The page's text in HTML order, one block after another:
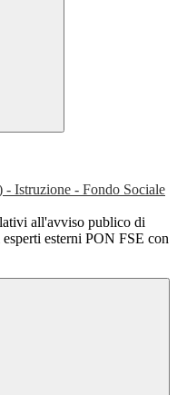
Istruzione - Fondo Sociale
all'avviso publico di
esterni PON FSE con